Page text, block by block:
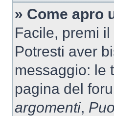
» Come apro
Facile, premi
Potresti aver
messaggio: le
pagina del
argomenti,